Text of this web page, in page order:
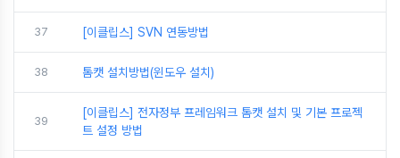
37 [이클립스] SVN 연동방법
38 톰캣 설치방법(윈도우 설치)
39
[이클립스] 전자정부 프레임워크 톰캣 설치 및 기본 프로젝
트 설정 방법